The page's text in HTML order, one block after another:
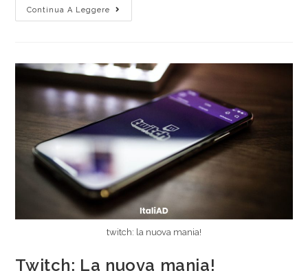
Continua A Leggere
twitch: la nuova mania!
Twitch: La nuova mania!